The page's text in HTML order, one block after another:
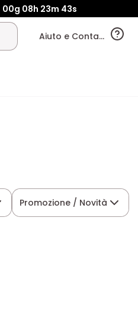
00g 08h 23m 42s
Aiuto e Contatti
Promozione / Novità